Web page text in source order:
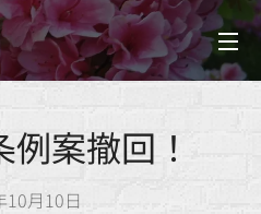
案撤回！
10月10日